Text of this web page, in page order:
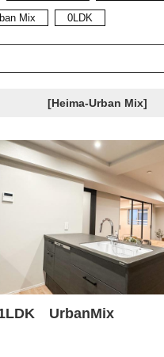
Mix 0LDK
[Heima-Urban Mix]
UrbanMix